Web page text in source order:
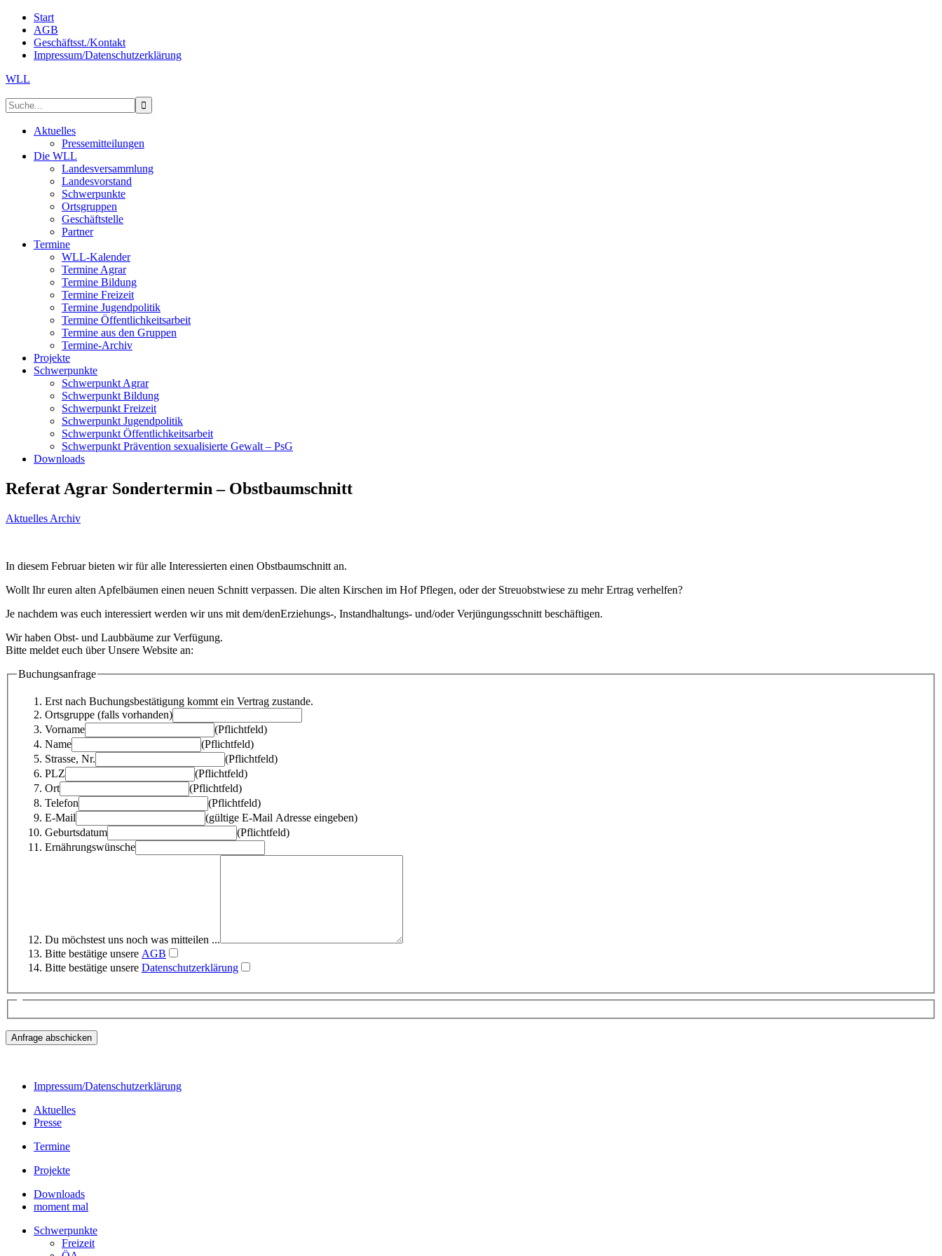
Start
AGB
Geschäftsst./Kontakt
Impressum/Datenschutzerklärung
WLL
Aktuelles
Pressemitteilungen
Die WLL
Landesversammlung
Landesvorstand
Schwerpunkte
Ortsgruppen
Geschäftstelle
Partner
Termine
WLL-Kalender
Termine Agrar
Termine Bildung
Termine Freizeit
Termine Jugendpolitik
Termine Öffentlichkeitsarbeit
Termine aus den Gruppen
Termine-Archiv
Projekte
Schwerpunkte
Schwerpunkt Agrar
Schwerpunkt Bildung
Schwerpunkt Freizeit
Schwerpunkt Jugendpolitik
Schwerpunkt Öffentlichkeitsarbeit
Schwerpunkt Prävention sexualisierte Gewalt – PsG
Downloads
Referat Agrar Sondertermin – Obstbaumschnitt
Aktuelles Archiv
In diesem Februar bieten wir für alle Interessierten einen Obstbaumschnitt an.
Wollt Ihr euren alten Apfelbäumen einen neuen Schnitt verpassen. Die alten Kirschen im Hof Pflegen, oder der Streuobstwiese zu mehr Ertrag verhelfen?
Je nachdem was euch interessiert werden wir uns mit dem/denErziehungs-, Instandhaltungs- und/oder Verjüngungsschnitt beschäftigen.
Wir haben Obst- und Laubbäume zur Verfügung.
Bitte meldet euch über Unsere Website an:
Buchungsanfrage
Erst nach Buchungsbestätigung kommt ein Vertrag zustande.
Ortsgruppe (falls vorhanden)
Vorname
(Pflichtfeld)
Name
(Pflichtfeld)
Strasse, Nr.
(Pflichtfeld)
PLZ
(Pflichtfeld)
Ort
(Pflichtfeld)
Telefon
(Pflichtfeld)
E-Mail
(gültige E-Mail Adresse eingeben)
Geburtsdatum
(Pflichtfeld)
Ernährungswünsche
Du möchstest uns noch was mitteilen ...
Bitte bestätige unsere AGB
Bitte bestätige unsere Datenschutzerklärung
Impressum/Datenschutzerklärung
Aktuelles
Presse
Termine
Projekte
Downloads
moment mal
Schwerpunkte
Freizeit